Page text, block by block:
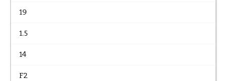
19
1.5
14
F2